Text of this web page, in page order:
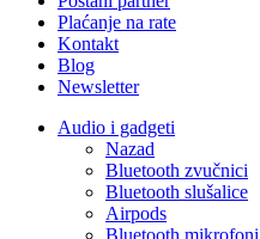
Plaćanje na rate
Kontakt
Blog
Newsletter
Audio i gadgeti
Nazad
Bluetooth zvučnici
Bluetooth slušalice
Airpods